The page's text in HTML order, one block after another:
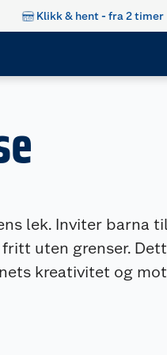
Klikk & hent - fra 2 timer
lek. Inviter barna
uten grenser.
kreativitet og